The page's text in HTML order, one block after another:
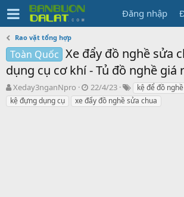
Đăng nhập
Rao vặt tổng hợp
Toàn Quốc Xe đẩy đồ nghề sửa
dụng cụ cơ khí - Tủ đồ nghề giá
N
g
ư
Xeday3nganNpro
N
g
à
22/4/23
T
ừ
k
kệ để đồ
kệ đựng dụng cụ
xe đẩy đồ nghề sửa chua